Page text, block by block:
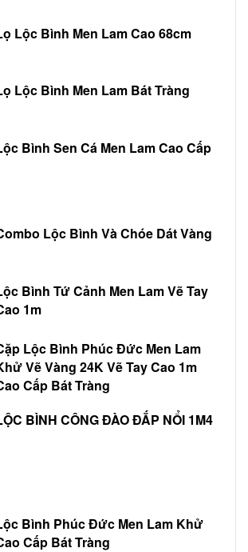
Lộc Bình Men Lam Cao 68cm
Lộc Bình Men Lam Bát Tràng
Bình Sen Cá Men Lam Cao Cấp
Lộc Bình Và Chóe Dát Vàng
Bình Tứ Cảnh Men Lam Vẽ Tay
1m
Lộc Bình Phúc Đức Men Lam
Vẽ Vàng 24K Vẽ Tay Cao 1m
Cấp Bát Tràng
BÌNH CÔNG ĐÀO ĐẮP NỔI 1M4
Bình Phúc Đức Men Lam Khử
Cấp Bát Tràng